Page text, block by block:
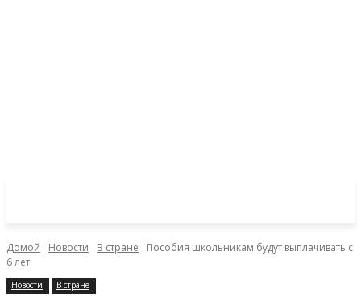
Домой Новости В стране
Пособия школьникам будут выплачивать с
6 лет
Новости В стране